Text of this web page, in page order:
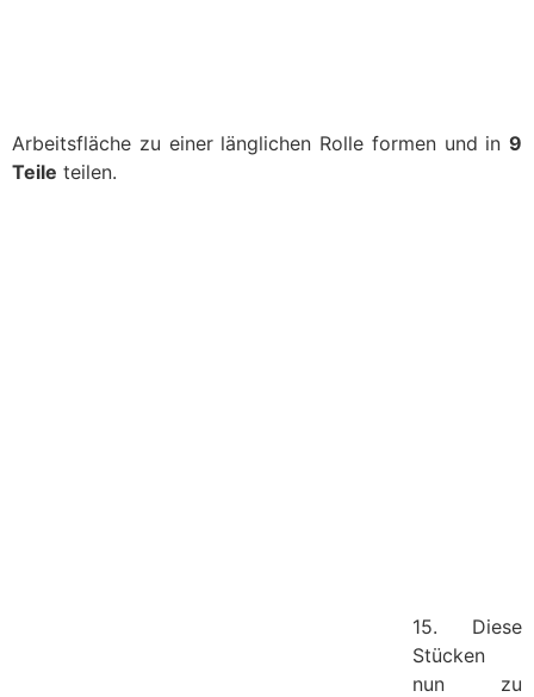
Arbeitsfläche zu einer länglichen Rolle formen und in 9
Teile teilen.
15. Diese
Stücken
nun zu